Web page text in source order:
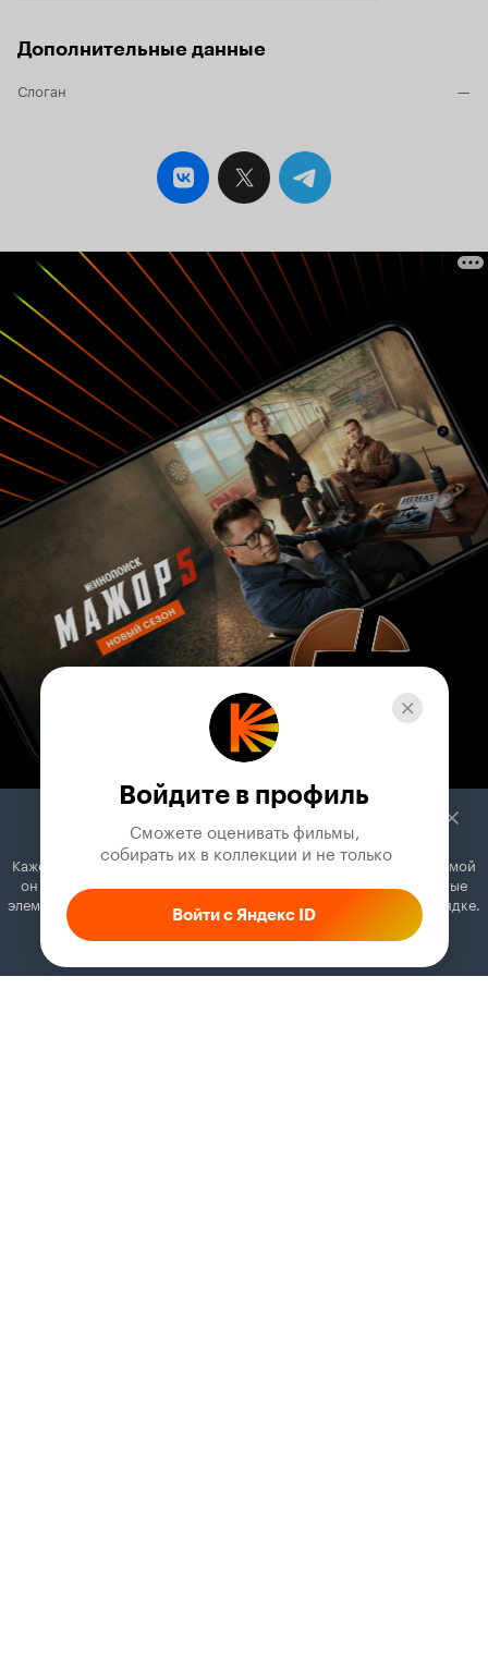
узкоспециальную орнитологическую работу,
же вполне крепкие научно-популярные
скворцов? Орнитологам? Они, увидев такое
представление о своей работе, по-моему,
будут долго смеяться. Уж куда полезнее было
профессор, считающий нормальным ограбить
ребенка и строящий свою научную
деятельность на изучении
одной
особи? Его
финальное 'открытие' выдает глубокое
невежество в терминологии. Инстинкт, видите
ли, врожденный. А масло масляное!
'Способность к ориентации инстинктивна/
врожденна' было бы еще куда ни шло, хотя я
бы постеснялась на месте мультипликаторов
так безапелляционно это утверждать. И уж
чтобы совсем вогнать в скуку, добавили
какого-то капиталистического птицелова,
мечтающего только о прибылях. Все это, до
кучи, блекло нарисовано и не сдобрено
никаким юмором. 4 из 10
Дополнительные данные
Слоган —
Войдите в профиль
Сможете оценивать фильмы,
собирать их в коллекции и не только
Войти с Яндекс ID
Кажется, вы используете блокировщик рекламы. Вместе с рекламой
он может отключать постеры, папки с фильмами и другие важные
элементы. Добавьте Кинопоиск в исключения, и всё будет в порядке.
Как это сделать